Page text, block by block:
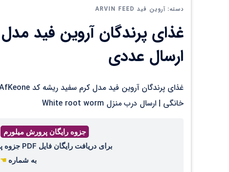
دسته: آروین فید ARVIN FEED
ارسال عددی
خانگی | ارسال درب منزل White root worm
جزوه رایگان پرورش میلورم
برای دریافت رایگان فایل PDF جزوه پرورش میل ورم ، عدد ۴۴ را با واتساپ ،ایتا، تلگرام
به شماره☚